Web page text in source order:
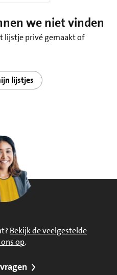
we niet vinden
lijstje privé gemaakt of
lijstjes
Bekijk de veelgestelde
op.